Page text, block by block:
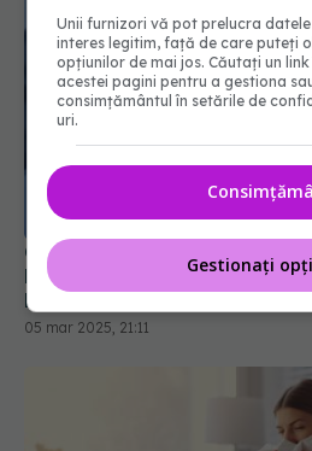
COVID-19 a demonstrat că
biomedicale nu sunt
boală
05 mar 2025, 21:11
Unii furnizori vă pot prelucra
interes legitim, față de care puteți
opțiunilor de mai jos. Căutați un
acestei pagini pentru a gestiona
consimțământul în setările de
uri.
Gestionați